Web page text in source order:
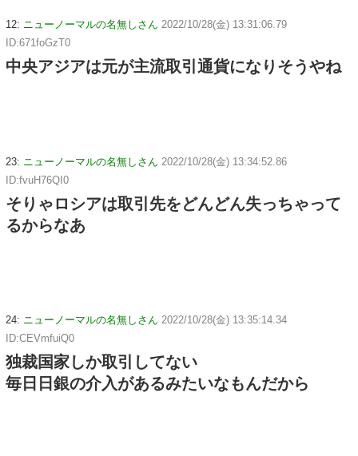
12: ニューノーマルの名無しさん 2022/10/28(金) 13:31:06.79
ID:671foGzT0
中央アジアは元が主流取引通貨になりそうやね
23: ニューノーマルの名無しさん 2022/10/28(金) 13:34:52.86
ID:fvuH76QI0
そりゃロシアは取引先をどんどん失っちゃって
るからなあ
24: ニューノーマルの名無しさん 2022/10/28(金) 13:35:14.34
ID:CEVmfuiQ0
独裁国家しか取引してない
毎日日銀の介入があるみたいなもんだから